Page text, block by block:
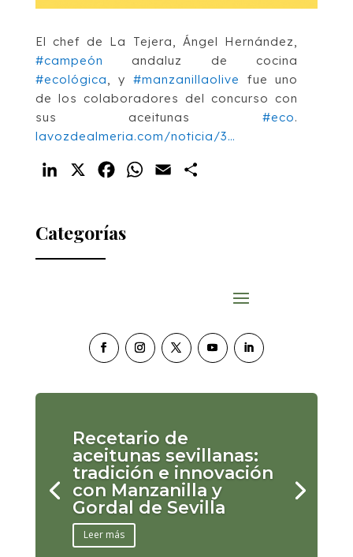
El chef de La Tejera, Ángel Hernández,
#campeón andaluz de cocina
#ecológica, y #manzanillaolive
fue uno
de los colaboradores del concurso con
sus aceitunas#eco.
lavozdealmeria.com/noticia/3…
LinkedIn FacebookWhatsApp
Email
Categorías
Recetario de
aceitunas sevillanas:
tradición e innovación
con Manzanilla y
Gordal de Sevilla
Leer más